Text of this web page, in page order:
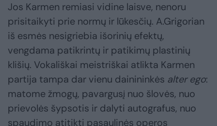
Jos Karmen remiasi vidine laisve, nenoru
prisitaikyti prie normų ir lūkesčių. A.Grigorian
iš esmės nesigriebia išorinių efektų,
vengdama patikrintų ir patikimų plastinių
klišių. Vokališkai meistriškai atlikta Karmen
partija tampa dar vienu dainininkės alter ego:
matome žmogų, pavargusį nuo šlovės, nuo
prievolės šypsotis ir dalyti autografus, nuo
spaudimo atitikti pasaulinės operos